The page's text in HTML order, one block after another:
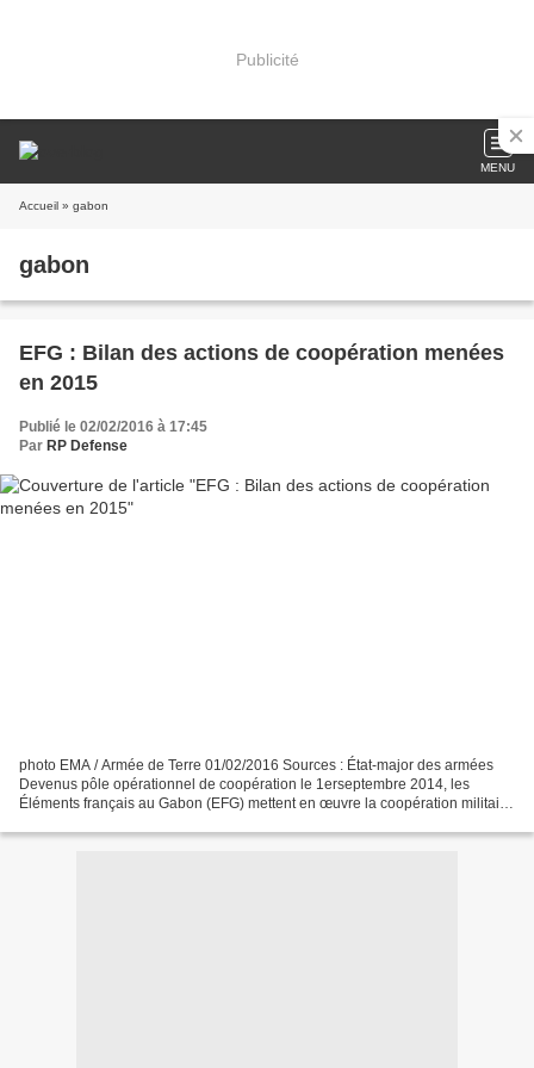
Publicité
MENU
Accueil » gabon
gabon
EFG : Bilan des actions de coopération menées
en 2015
Publié le 02/02/2016 à 17:45
Par RP Defense
photo EMA / Armée de Terre 01/02/2016 Sources : État-major des armées
Devenus pôle opérationnel de coopération le 1erseptembre 2014, les
Éléments français au Gabon (EFG) mettent en œuvre la coopération militaire